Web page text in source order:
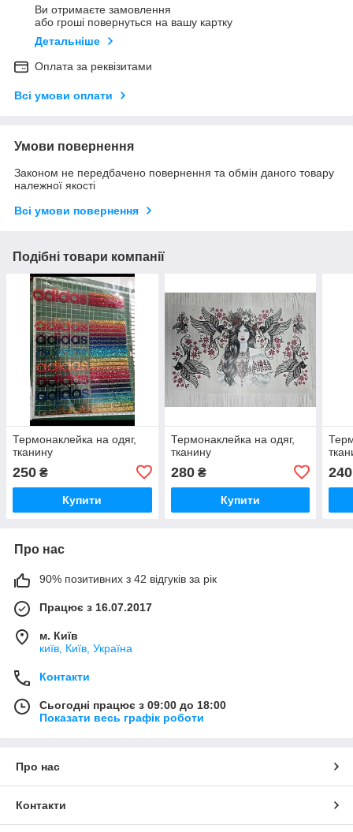
Ви отримаєте замовлення
або гроші повернуться на вашу картку
Детальніше
Оплата за реквізитами
Всі умови оплати
Умови повернення
Законом не передбачено повернення та обмін даного товару
належної якості
Всі умови повернення
Подібні товари компанії
Термонаклейка на одяг,
тканину
250 ₴
Купити
Термонаклейка на одяг,
тканину
280₴
Купити
240
Про нас
90% позитивних з 42 відгуків за рік
Працює з 16.07.2017
м. Київ
київ, Київ, Україна
Контакти
Сьогодні працює з 09:00 до 18:00
Показати весь графік роботи
Про нас
Контакти